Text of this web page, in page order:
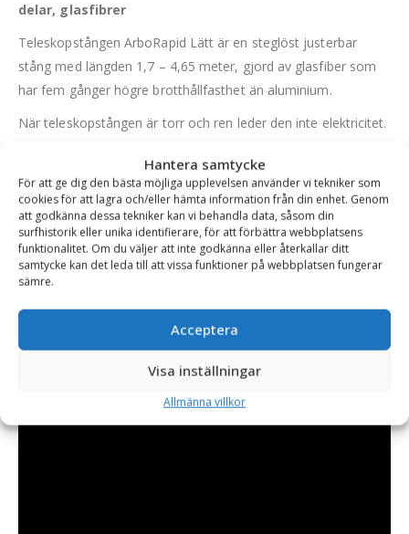
Hantera samtycke
För att ge dig den bästa möjliga upplevelsen använder vi tekniker som
cookies för att lagra och/eller hämta information från din enhet. Genom
att godkänna dessa tekniker kan vi behandla data, såsom din
surfhistorik eller unika identifierare, för att förbättra webbplatsens
funktionalitet. Om du väljer att inte godkänna eller återkallar ditt
samtycke kan det leda till att vissa funktioner på webbplatsen fungerar
sämre.
Acceptera
Visa inställningar
Allmänna villkor
delar, glasfibrer
Teleskopstången ArboRapid Lätt är en steglöst justerbar
stång med längden 1,7 – 4,65 meter, gjord av glasfiber som
har fem gånger högre brotthållfasthet än aluminium.
När teleskopstången är torr och ren leder den inte elektricitet.
Den är utrustad med stabila snabblås och är kompatibel med
alla ArboRapid-redskap. Redskap kan tas bort snabbt utan
verktyg med tack vare ett klicklås.
Adapter ingår.